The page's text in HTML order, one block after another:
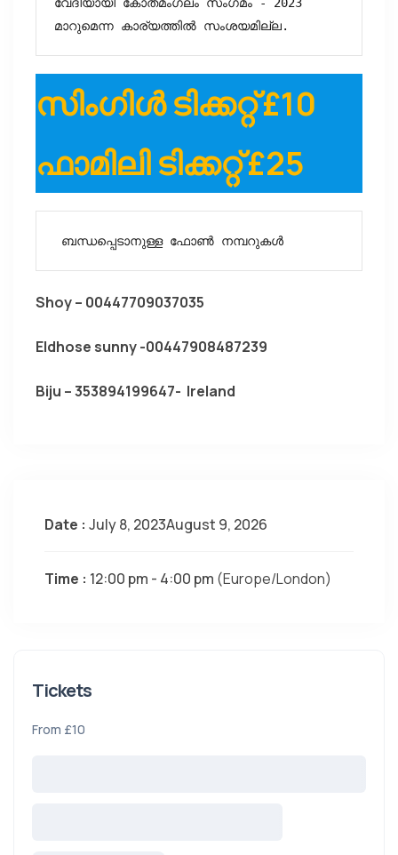
മാറുമെന്ന കാര്യത്തിൽ സംശയമില്ല.
സിംഗിൾ ടിക്കറ്റ്‌£10
ഫാമിലി ടിക്കറ്റ്£25
ബന്ധപ്പെടാനുള്ള ഫോൺ നമ്പറുകൾ
Shoy – 00447709037035
Eldhose sunny -00447908487239
Biju – 353894199647- Ireland
Date : July 8, 2023August 9, 2026
Time : 12:00 pm - 4:00 pm (Europe/London)
Tickets
From £10